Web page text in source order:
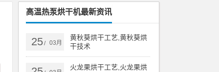
高温热泵烘干机最新资讯
25/ 03月
黄秋葵烘干工艺,黄秋葵烘
干技术
火龙果烘干工艺,火龙果烘